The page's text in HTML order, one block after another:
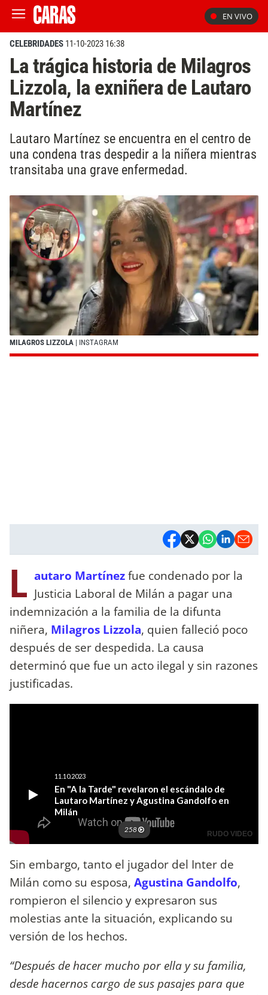
EN VIVO
CELEBRIDADES 11-10-2023 16:38
La trágica historia de Milagros
Lizzola, la exniñera de Lautaro
Martínez
Lautaro Martínez se encuentra en el centro de
una condena tras despedir a la niñera mientras
transitaba una grave enfermedad.
MILAGROS LIZZOLA | INSTAGRAM
L autaro Martínezfue condenado por la
Justicia Laboral de Milán a pagar una
indemnización a la familia de la difunta
niñera, Milagros Lizzola, quien falleció poco
después de ser despedida. La causa
determinó que fue un acto ilegal y sin razones
justificadas.
Sin embargo, tanto el jugador del Inter de
Milán como su esposa, Agustina Gandolfo,
rompieron el silencio y expresaron sus
molestias ante la situación, explicando su
versión de los hechos.
“Después de hacer mucho por ella y su familia,
desde hacernos cargo de sus pasajes para que